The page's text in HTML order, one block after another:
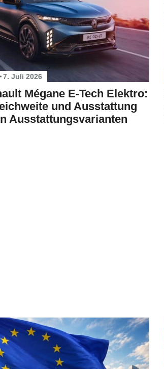
7. Juli 2026
Mégane E-Tech Elektro:
und Ausstattung
Ausstattungsvarianten